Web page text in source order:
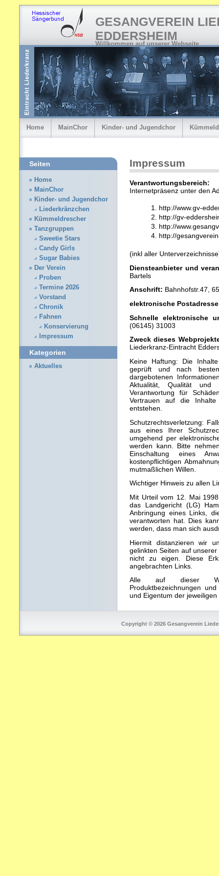
GESANGVEREIN
EDDERSHEIM
Willkommen auf unserer Webseite
Home MainChor Kinder- und Jugendchor
Impressum
Verantwortungsbereich:
Internetpräsenz unter den
http://www.gv-
http://gv-
http://
http://
(inkl aller
Diensteanbieter und
Bartels
Anschrift: Bahnhofstr.47,
elektronische Postadresse
Schnelle elektronische
(06145) 31003
Zweck dieses
Liederkranz-Eintracht
Keine Haftung: Die
geprüft und nach
dargebotenen
Aktualität, Qualität und
Verantwortung für
Vertrauen auf die
entstehen.
Schutzrechtsverletzung:
aus eines Ihrer
umgehend per
werden kann. Bitte
Einschaltung eines
kostenpflichtigen
mutmaßlichen Willen.
Wichtiger Hinweis zu allen
Mit Urteil vom 12. Mai
das Landgericht (LG)
Anbringung eines Links,
verantworten hat. Dies
werden, dass man sich
Hiermit distanzieren wir
gelinkten Seiten auf
nicht zu eigen. Diese
angebrachten Links.
Alle auf dieser
Produktbezeichnungen
und Eigentum der
Seiten
Home
MainChor
Kinder- und Jugendchor
Liederkränzchen
Kümmeldrescher
Tanzgruppen
Sweetie Stars
Candy Girls
Sugar Babies
Der Verein
Proben
Termine 2026
Vorstand
Chronik
Fahnen
Konservierung
Impressum
Kategorien
Aktuelles
Copyright © 2026 Gesangverein